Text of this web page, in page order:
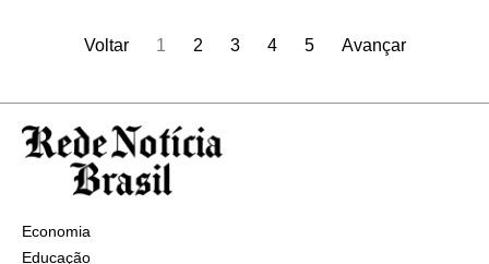
Voltar 1 2 3 4 5 Avançar
Economia
Educação